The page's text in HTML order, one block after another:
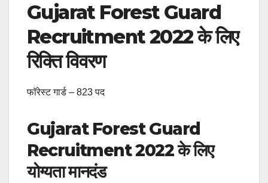
Gujarat Forest Guard
Recruitment 2022 के लिए
रिक्ति विवरण
फॉरेस्ट गार्ड – 823 पद
Gujarat Forest Guard
Recruitment 2022 के लिए
योग्यता मानदंड